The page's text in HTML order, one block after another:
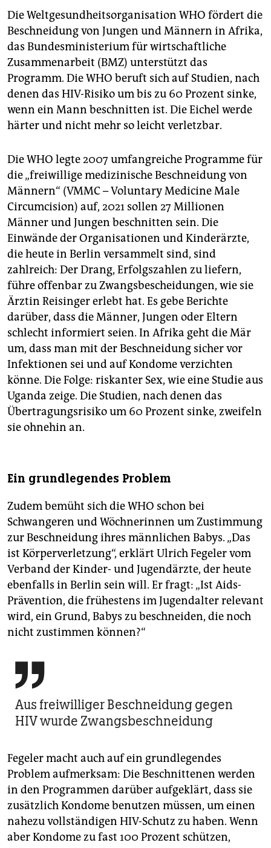
Die Weltgesundheitsorganisation WHO fördert die
Beschneidung von Jungen und Männern in Afrika,
das Bundesministerium für wirtschaftliche
Zusammenarbeit (BMZ) unterstützt das
Programm. Die WHO beruft sich auf Studien, nach
denen das HIV-Risiko um bis zu 60 Prozent sinke,
wenn ein Mann beschnitten ist. Die Eichel werde
härter und nicht mehr so leicht verletzbar.
Die WHO legte 2007 umfangreiche Programme für
die „freiwillige medizinische Beschneidung von
Männern“ (VMMC – Voluntary Medicine Male
Circumcision) auf, 2021 sollen 27 Millionen
Männer und Jungen beschnitten sein. Die
Einwände der Organisationen und Kinderärzte,
die heute in Berlin versammelt sind, sind
zahlreich: Der Drang, Erfolgszahlen zu liefern,
führe offenbar zu Zwangsbescheidungen, wie sie
Ärztin Reisinger erlebt hat. Es gebe Berichte
darüber, dass die Männer, Jungen oder Eltern
schlecht informiert seien. In Afrika geht die Mär
um, dass man mit der Beschneidung sicher vor
Infektionen sei und auf Kondome verzichten
könne. Die Folge: riskanter Sex, wie eine Studie aus
Uganda zeige. Die Studien, nach denen das
Übertragungsrisiko um 60 Prozent sinke, zweifeln
sie ohnehin an.
Ein grundlegendes Problem
Zudem bemüht sich die WHO schon bei
Schwangeren und Wöchnerinnen um Zustimmung
zur Beschneidung ihres männlichen Babys. „Das
ist Körperverletzung“, erklärt Ulrich Fegeler vom
Verband der Kinder- und Jugendärzte, der heute
ebenfalls in Berlin sein will. Er fragt: „Ist Aids-
Prävention, die frühestens im Jugendalter relevant
wird, ein Grund, Babys zu beschneiden, die noch
nicht zustimmen können?“

Aus freiwilliger Beschneidung gegen
HIV wurde Zwangsbeschneidung
Fegeler macht auch auf ein grundlegendes
Problem aufmerksam: Die Beschnittenen werden
in den Programmen darüber aufgeklärt, dass sie
zusätzlich Kondome benutzen müssen, um einen
nahezu vollständigen HIV-Schutz zu haben. Wenn
aber Kondome zu fast 100 Prozent schützen,